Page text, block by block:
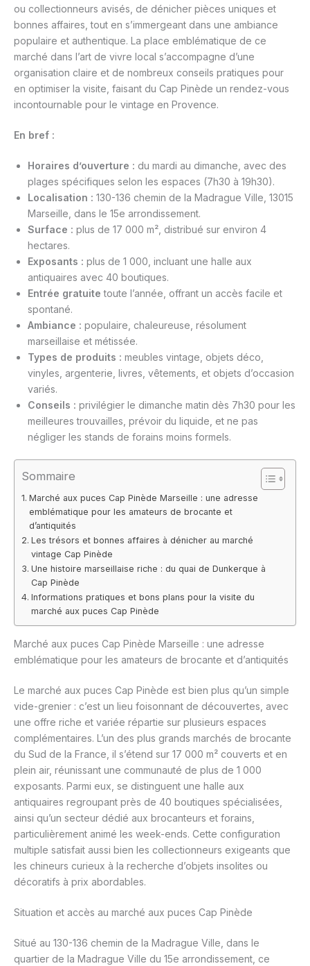
ou collectionneurs avisés, de dénicher pièces uniques et
bonnes affaires, tout en s’immergeant dans une ambiance
populaire et authentique. La place emblématique de ce
marché dans l’art de vivre local s’accompagne d’une
organisation claire et de nombreux conseils pratiques pour
en optimiser la visite, faisant du Cap Pinède un rendez-vous
incontournable pour le vintage en Provence.
En bref :
Horaires d’ouverture : du mardi au dimanche, avec des
plages spécifiques selon les espaces (7h30 à 19h30).
Localisation : 130-136 chemin de la Madrague Ville, 13015
Marseille, dans le 15e arrondissement.
Surface : plus de 17 000 m², distribué sur environ 4
hectares.
Exposants : plus de 1 000, incluant une halle aux
antiquaires avec 40 boutiques.
Entrée gratuite toute l’année, offrant un accès facile et
spontané.
Ambiance : populaire, chaleureuse, résolument
marseillaise et métissée.
Types de produits : meubles vintage, objets déco,
vinyles, argenterie, livres, vêtements, et objets d’occasion
variés.
Conseils : privilégier le dimanche matin dès 7h30 pour les
meilleures trouvailles, prévoir du liquide, et ne pas
négliger les stands de forains moins formels.
Sommaire
Marché aux puces Cap Pinède Marseille : une adresse
emblématique pour les amateurs de brocante et
d’antiquités
Les trésors et bonnes affaires à dénicher au marché
vintage Cap Pinède
Une histoire marseillaise riche : du quai de Dunkerque à
Cap Pinède
Informations pratiques et bons plans pour la visite du
marché aux puces Cap Pinède
Marché aux puces Cap Pinède Marseille : une adresse
emblématique pour les amateurs de brocante et d’antiquités
Le marché aux puces Cap Pinède est bien plus qu’un simple
vide-grenier : c’est un lieu foisonnant de découvertes, avec
une offre riche et variée répartie sur plusieurs espaces
complémentaires. L’un des plus grands marchés de brocante
du Sud de la France, il s’étend sur 17 000 m² couverts et en
plein air, réunissant une communauté de plus de 1 000
exposants. Parmi eux, se distinguent une halle aux
antiquaires regroupant près de 40 boutiques spécialisées,
ainsi qu’un secteur dédié aux brocanteurs et forains,
particulièrement animé les week-ends. Cette configuration
multiple satisfait aussi bien les collectionneurs exigeants que
les chineurs curieux à la recherche d’objets insolites ou
décoratifs à prix abordables.
Situation et accès au marché aux puces Cap Pinède
Situé au 130-136 chemin de la Madrague Ville, dans le
quartier de la Madrague Ville du 15e arrondissement, ce